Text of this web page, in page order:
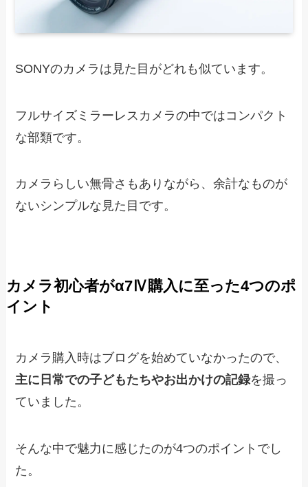
SONYのカメラは見た目がどれも似ています。
フルサイズミラーレスカメラの中ではコンパクト
な部類です。
カメラらしい無骨さもありながら、余計なものが
ないシンプルな見た目です。
カメラ初心者がα7Ⅳ購入に至った4つのポ
イント
カメラ購入時はブログを始めていなかったので、
主に日常での子どもたちやお出かけの記録を撮っ
ていました。
そんな中で魅力に感じたのが4つのポイントでし
た。